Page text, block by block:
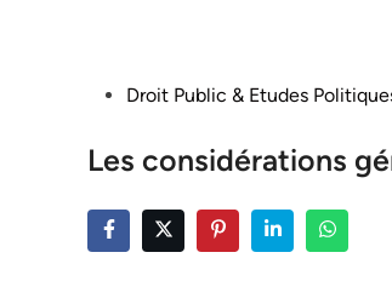
PostedDroit Public & Etudes
Les considérations